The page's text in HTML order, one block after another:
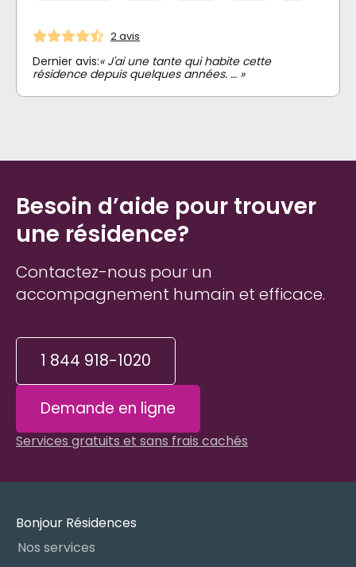
2 avis
Dernier avis:« J'ai une tante qui habite cette
résidence depuis quelques années. … »
Besoin d’aide pour trouver
une résidence?
Contactez-nous pour un
accompagnement humain et efficace.
1 844 918-1020
Demande en ligne
Services gratuits et sans frais cachés
Bonjour Résidences
Nos services